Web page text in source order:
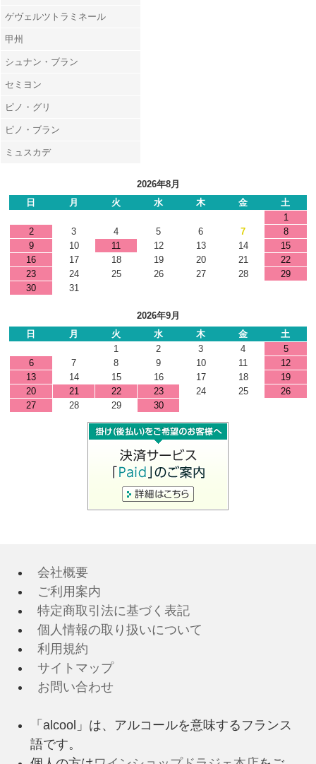
ゲヴェルツトラミネール
甲州
シュナン・ブラン
セミヨン
ピノ・グリ
ピノ・ブラン
ミュスカデ
2026年8月
日
月 火 水 木 金
土
1
2
3 4 5 6 7
8
9
10 11 12 13 14
15
16
17 18 19 20 21
22
23
24 25 26 27 28
29
30
31
2026年9月
日
月 火 水 木 金
土
1
2 3 4
5
6
7 8 9 10 11
12
13
14 15 16 17 18
19
20
21 22 23 24 25
26
27
28 29 30
会社概要
ご利用案内
特定商取引法に基づく表記
個人情報の取り扱いについて
利用規約
サイトマップ
お問い合わせ
「alcool」は、アルコールを意味するフランス
語です。